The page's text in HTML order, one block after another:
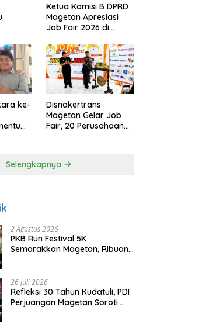
Ketua Komisi B DPRD
Magetan Apresiasi
Job Fair 2026 di
Anggaran
ke-
Disnakertrans
Magetan Gelar Job
Fair, 20 Perusahaan
Selengkapnya
2 Agustus 2026
PKB Run Festival 5K
Semarakkan Magetan, Ribuan
26 Juli 2026
Refleksi 30 Tahun Kudatuli, PDI
Perjuangan Magetan Soroti